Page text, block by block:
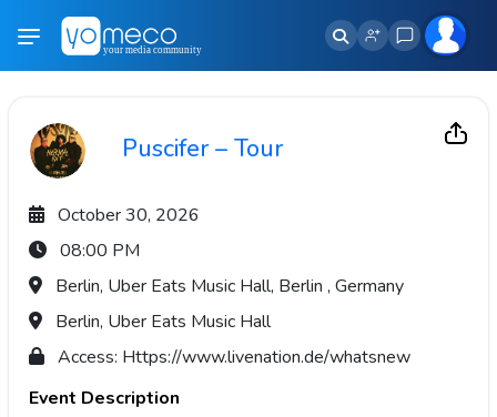
Puscifer – Tour
October 30, 2026
08:00 PM
Berlin, Uber Eats Music Hall, Berlin , Germany
Berlin, Uber Eats Music Hall
Access: Https://www.livenation.de/whatsnew
Event Description